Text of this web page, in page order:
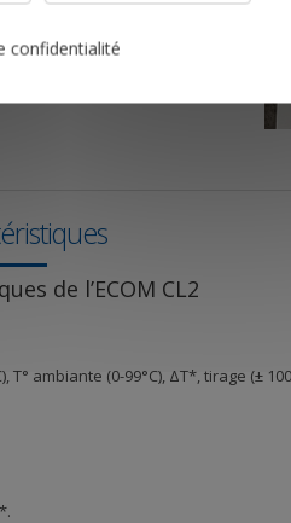
de l’ECOM CL2
T° ambiante (0-99°C), ΔT*, tirage (±
confidentialité